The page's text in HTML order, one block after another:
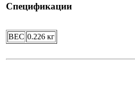
Спецификации
ВЕС 0.226 кг